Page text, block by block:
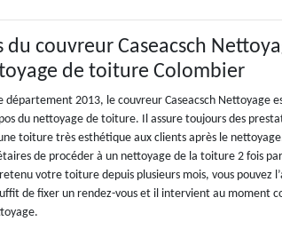
du couvreur Caseacsch
de toiture Colombier
département 2013, le couvreur Caseacsch Nettoyage
du nettoyage de toiture. Il assure toujours des
toiture très esthétique aux clients après le
de procéder à un nettoyage de la toiture 2 fois
votre toiture depuis plusieurs mois, vous pouvez
de fixer un rendez-vous et il intervient au moment